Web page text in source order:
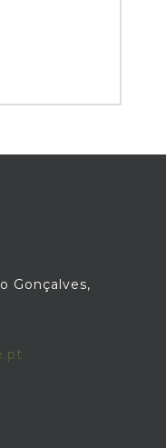
Gonçalves,